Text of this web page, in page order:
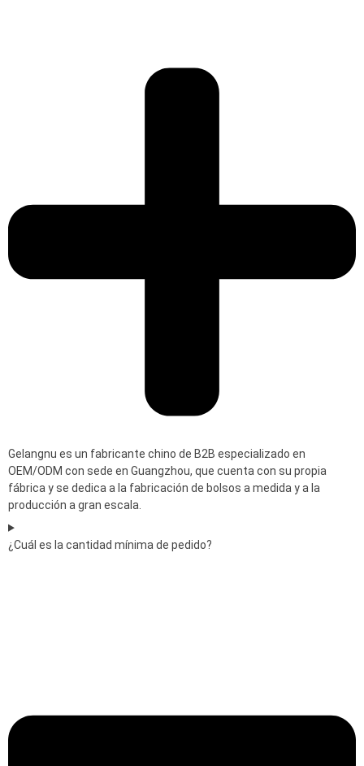
Gelangnu es un fabricante chino de B2B especializado en
OEM/ODM con sede en Guangzhou, que cuenta con su propia
fábrica y se dedica a la fabricación de bolsos a medida y a la
producción a gran escala.
¿Cuál es la cantidad mínima de pedido?